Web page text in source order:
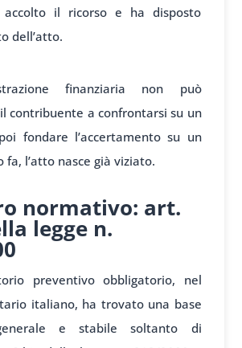
il ricorso e ha disposto
dell’atto.
finanziaria non può
contribuente a confrontarsi su un
fondare l’accertamento su un
fa, l’atto nasce già viziato.
normativo: art.
legge n.
preventivo obbligatorio, nel
italiano, ha trovato una base
e stabile soltanto di